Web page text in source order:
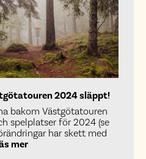
2024 släppt!
bakom Västgötatouren
spelplatser för 2024 (se
har skett med
mer: